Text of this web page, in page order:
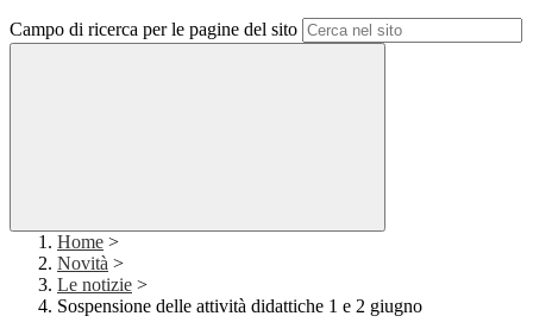
Campo di ricerca per le pagine del sito
Home >
Novità >
Le notizie >
Sospensione delle attività didattiche 1 e 2 giugno